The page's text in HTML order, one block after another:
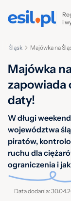
i
Majówka na
Śląsk
Majówka
daty!
W długi
województwa
piratów,
ruchu dla
ograniczenia i
Data dodania: